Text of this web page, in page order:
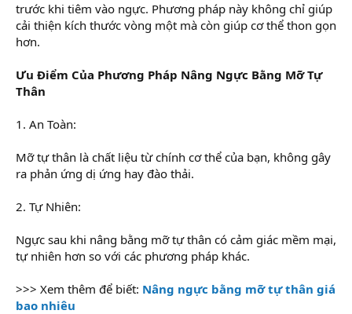
trước khi tiêm vào ngực. Phương pháp này không chỉ giúp
cải thiện kích thước vòng một mà còn giúp cơ thể thon gọn
hơn.
Ưu Điểm Của Phương Pháp Nâng Ngực Bằng Mỡ Tự
Thân
1. An Toàn:
Mỡ tự thân là chất liệu từ chính cơ thể của bạn, không gây
ra phản ứng dị ứng hay đào thải.
2. Tự Nhiên:
Ngực sau khi nâng bằng mỡ tự thân có cảm giác mềm mại,
tự nhiên hơn so với các phương pháp khác.
>>> Xem thêm để biết: Nâng ngực bằng mỡ tự thân giá
bao nhiêu